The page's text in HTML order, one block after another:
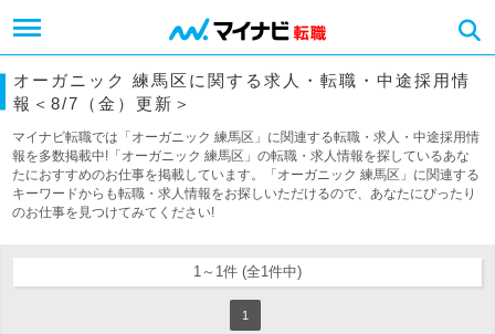
オーガニック 練馬区に関する求人・転職・中途採用情
報＜8/7（金）更新＞
マイナビ転職では「オーガニック 練馬区」に関連する転職・求人・中途採用情
報を多数掲載中!「オーガニック 練馬区」の転職・求人情報を探しているあな
たにおすすめのお仕事を掲載しています。「オーガニック 練馬区」に関連する
キーワードからも転職・求人情報をお探しいただけるので、あなたにぴったり
のお仕事を見つけてみてください!
1～1件 (全1件中)
1